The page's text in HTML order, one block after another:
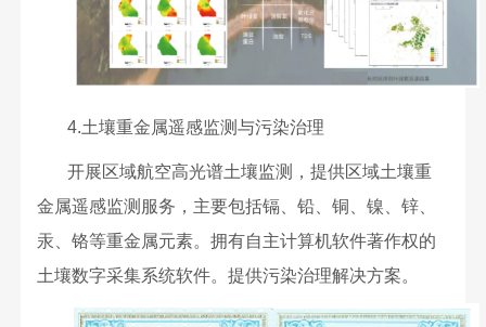
4.土壤重金属遥感监测与污染治理
开展区域航空高光谱土壤监测，提供区域土壤重
金属遥感监测服务，主要包括镉、铅、铜、镍、锌、
汞、铬等重金属元素。拥有自主计算机软件著作权的
土壤数字采集系统软件。提供污染治理解决方案。